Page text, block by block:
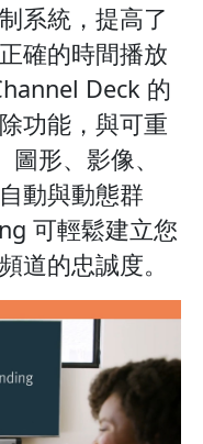
系統，提高了
確的時間播放
Deck 的
功能，與可重
形、影像、
動與動態群
可輕鬆建立您
道的忠誠度。